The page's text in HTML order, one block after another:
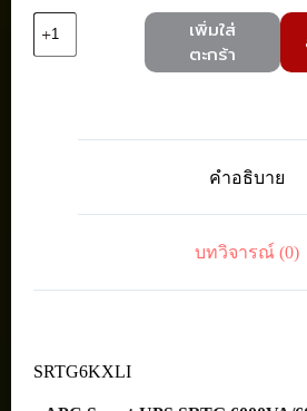
จำนวน
6000VA/6000W
เพิ่มใส่
ตะกร้า
คำอธิบาย
บทวิจารณ์ (0)
SRTG6KXLI